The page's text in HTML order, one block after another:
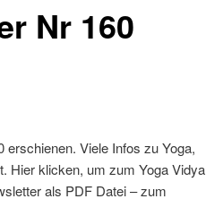
Nr 160
Viele Infos zu Yoga,
Hier klicken, um zum Yoga Vidya
als PDF Datei – zum